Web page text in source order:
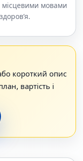
місцевими мовами
короткий опис
вартість і